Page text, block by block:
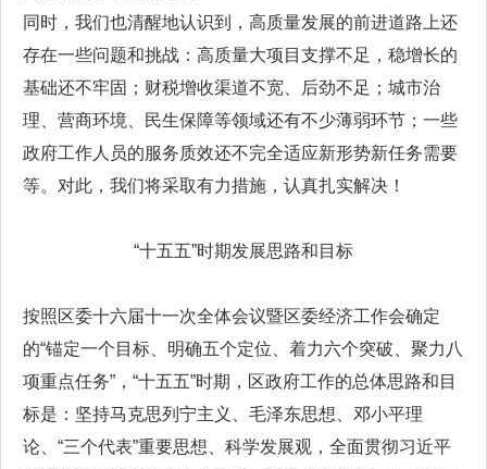
同时，我们也清醒地认识到，高质量发展的前进道路上还
存在一些问题和挑战：高质量大项目支撑不足，稳增长的
基础还不牢固；财税增收渠道不宽、后劲不足；城市治
理、营商环境、民生保障等领域还有不少薄弱环节；一些
政府工作人员的服务质效还不完全适应新形势新任务需要
等。对此，我们将采取有力措施，认真扎实解决！
“十五五”时期发展思路和目标
按照区委十六届十一次全体会议暨区委经济工作会确定
的“锚定一个目标、明确五个定位、着力六个突破、聚力八
项重点任务”，“十五五”时期，区政府工作的总体思路和目
标是：坚持马克思列宁主义、毛泽东思想、邓小平理
论、“三个代表”重要思想、科学发展观，全面贯彻习近平